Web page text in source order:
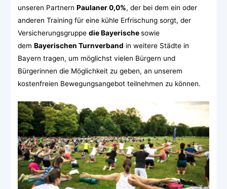
unseren Partnern Paulaner 0,0%, der bei dem ein oder
anderen Training für eine kühle Erfrischung sorgt, der
Versicherungsgruppe die Bayerischesowie
dem Bayerischen Turnverband in weitere Städte in
Bayern tragen, um möglichst vielen Bürgern und
Bürgerinnen die Möglichkeit zu geben, an unserem
kostenfreien Bewegungsangebot teilnehmen zu können.